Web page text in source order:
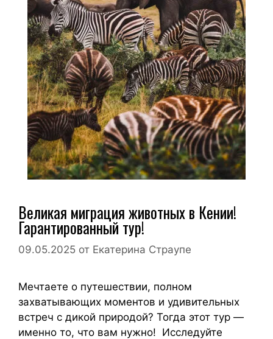
Великая миграция животных в Кении!
Гарантированный тур!
09.05.2025 от Екатерина Страупе
Мечтаете о путешествии, полном
захватывающих моментов и удивительных
встреч с дикой природой? Тогда этот тур —
именно то, что вам нужно! Исследуйте